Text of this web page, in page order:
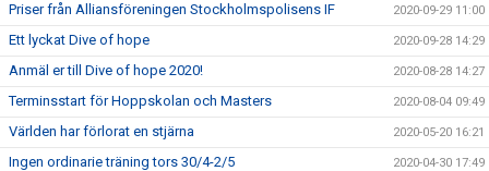
Priser från Alliansföreningen Stockholmspolisens IF 2020-09-29 11:00
Ett lyckat Dive of hope 2020-09-28 14:29
Anmäl er till Dive of hope 2020! 2020-08-28 14:27
Terminsstart för Hoppskolan och Masters 2020-08-04 09:49
Världen har förlorat en stjärna 2020-05-20 16:21
Ingen ordinarie träning tors 30/4-2/5 2020-04-30 17:49